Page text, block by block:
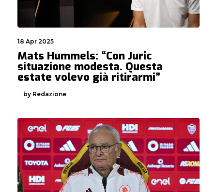
18 Apr 2025
Mats Hummels: “Con Juric
situazione modesta. Questa
estate volevo già ritirarmi”
by Redazione